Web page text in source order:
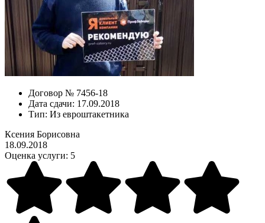
Договор № 7456-18
Дата сдачи: 17.09.2018
Тип: Из евроштакетника
Ксения Борисовна
18.09.2018
Оценка услуги: 5